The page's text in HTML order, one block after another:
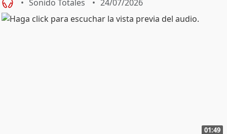
Sonido Totales 24/07/2026
01:49